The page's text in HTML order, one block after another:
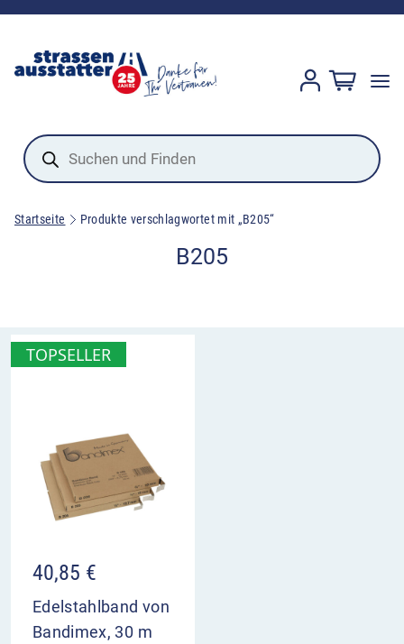
Products
search
Startseite Produkte verschlagwortet mit „B205“
B205
TOPSELLER
40,85 €
Edelstahlband von
Bandimex, 30 m